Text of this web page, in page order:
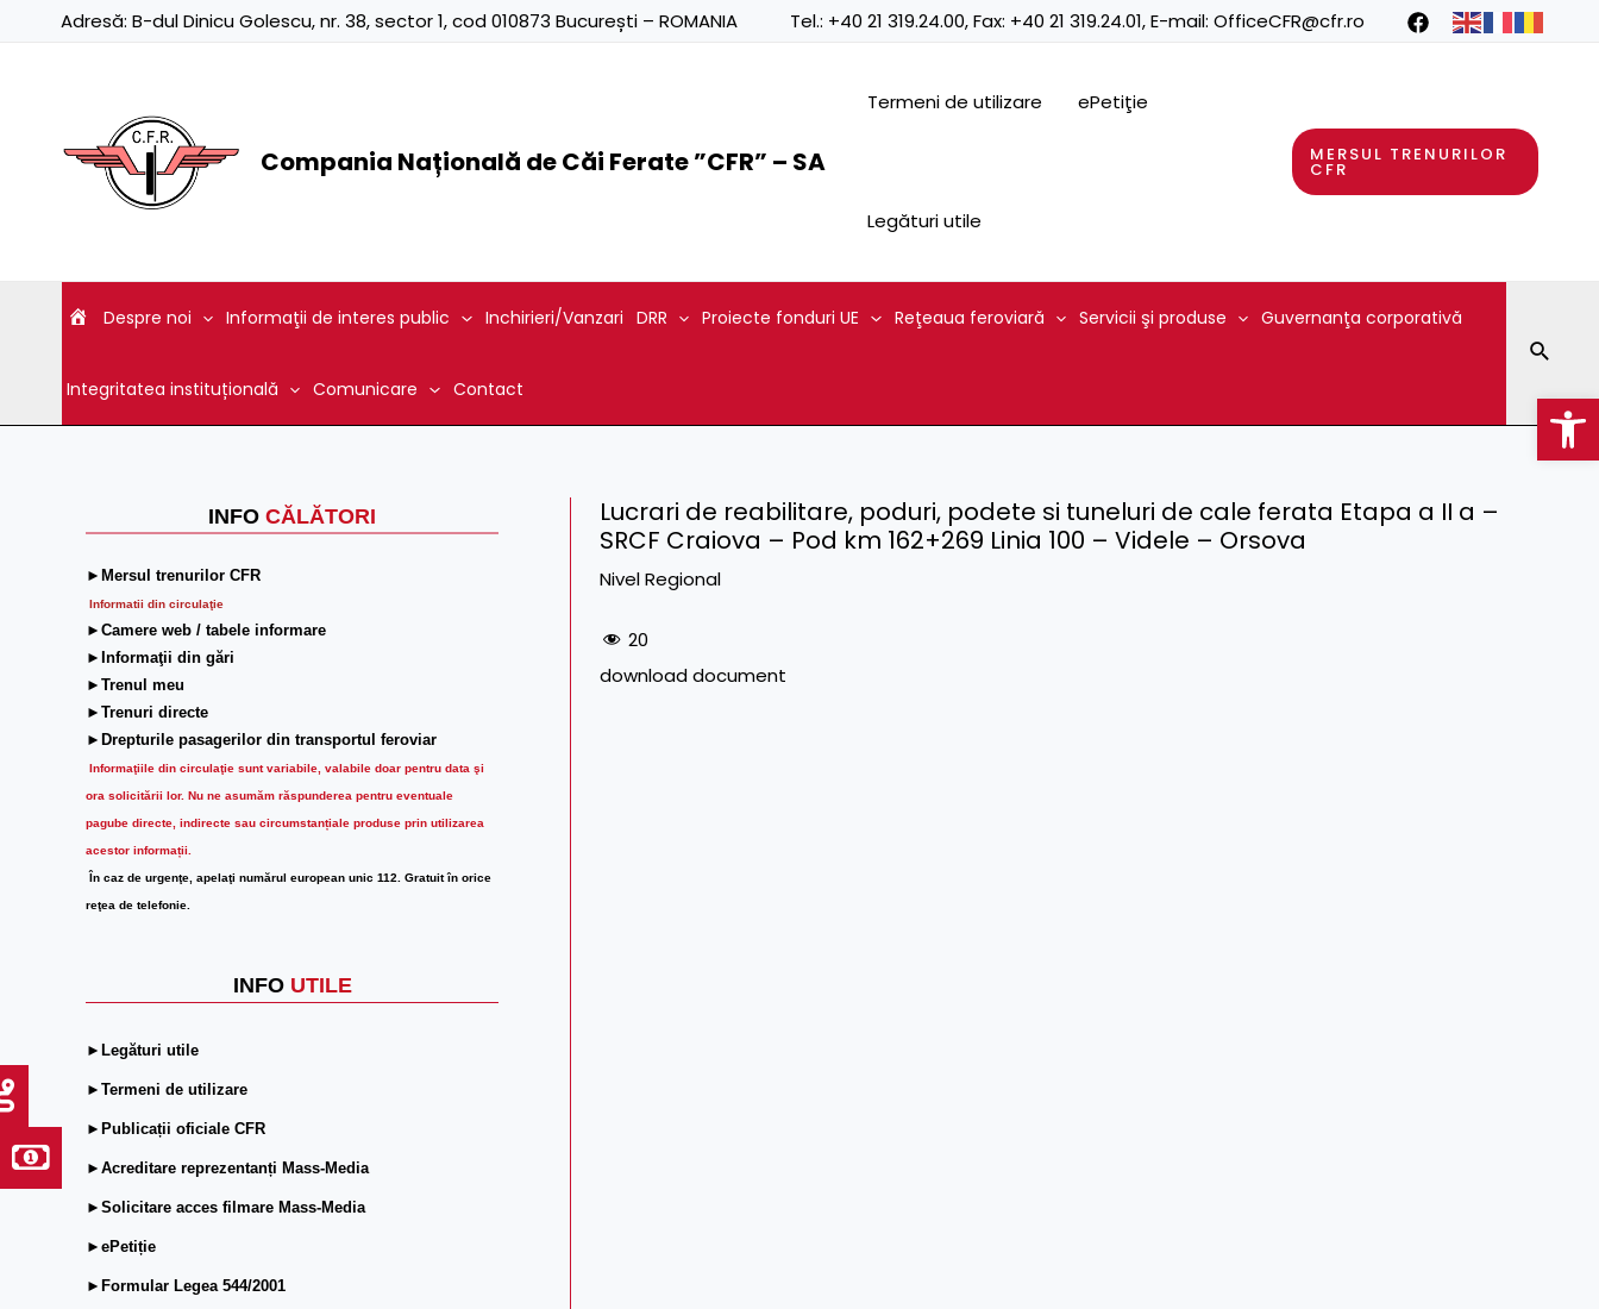
Adresă: B-dul Dinicu Golescu, nr. 38, sector 1, cod 010873 București – ROMANIA Tel.: +40 21 319.24.00, Fax: +40 21 319.24.01, E-mail: OfficeCFR@cfr.ro
Compania Națională de Căi Ferate ”CFR” – SA
Termeni de utilizare ePetiţie
Legături utile
MERSUL TRENURILOR
CFR
Despre noi Informaţii de interes public Inchirieri/Vanzari DRR Proiecte fonduri UE Reţeaua feroviară Servicii şi produse Guvernanţa corporativă
Integritatea instituțională Comunicare Contact
INFO CĂLĂTORI
►Mersul trenurilor CFR
Informatii din circulaţie
►Camere web / tabele informare
►Informaţii din gări
►Trenul meu
►Trenuri directe
►Drepturile pasagerilor din transportul feroviar
Informaţiile din circulaţie sunt variabile, valabile doar pentru data şi
ora solicitării lor. Nu ne asumăm răspunderea pentru eventuale
pagube directe, indirecte sau circumstanțiale produse prin utilizarea
acestor informații.
În caz de urgenţe, apelaţi numărul european unic 112. Gratuit în orice
reţea de telefonie.
INFO UTILE
►Legături utile
►Termeni de utilizare
►Publicații oficiale CFR
►Acreditare reprezentanți Mass-Media
►Solicitare acces filmare Mass-Media
►ePetiție
►Formular Legea 544/2001
Lucrari de reabilitare, poduri, podete si tuneluri de cale ferata Etapa a II a –
SRCF Craiova – Pod km 162+269 Linia 100 – Videle – Orsova
Nivel Regional
20
download document